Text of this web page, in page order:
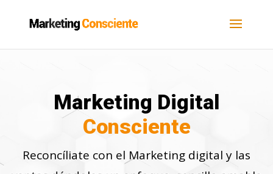
Marketing Digital
Consciente
Reconcíliate con el Marketing digital y las